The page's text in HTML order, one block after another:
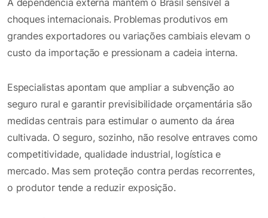
choques internacionais. Problemas produtivos em
grandes exportadores ou variações cambiais elevam o
custo da importação e pressionam a cadeia interna.
Especialistas apontam que ampliar a subvenção ao
seguro rural e garantir previsibilidade orçamentária são
medidas centrais para estimular o aumento da área
cultivada. O seguro, sozinho, não resolve entraves como
competitividade, qualidade industrial, logística e
mercado. Mas sem proteção contra perdas recorrentes,
o produtor tende a reduzir exposição.